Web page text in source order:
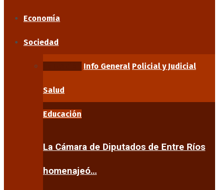
Economía
Sociedad
Info General Policial y Judicial
Salud
Educación
La Cámara de Diputados de Entre Ríos
homenajeó…